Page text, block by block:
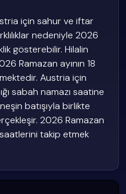
için sahur ve iftar
nedeniyle 2026
gösterebilir. Hilalin
Ramazan ayının 18
Austria için
sabah namazı saatine
batışıyla birlikte
2026 Ramazan
takip etmek